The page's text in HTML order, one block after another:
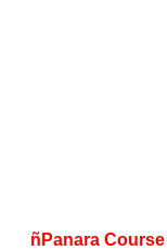
ñPanara